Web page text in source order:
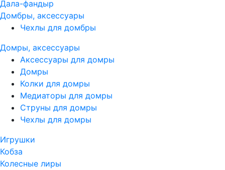
Дала-фандыр
Домбры, аксессуары
Чехлы для домбры
Домры, аксессуары
Аксессуары для домры
Домры
Колки для домры
Медиаторы для домры
Струны для домры
Чехлы для домры
Игрушки
Кобза
Колесные лиры